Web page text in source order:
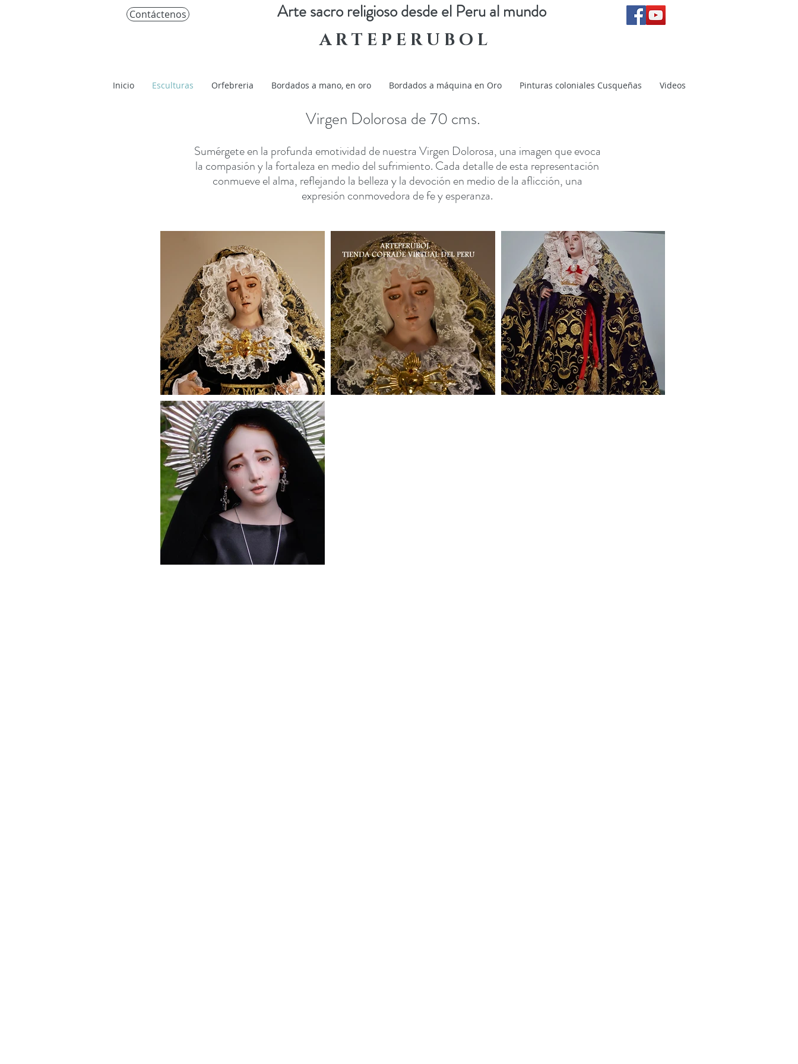
Contáctenos Arte sacro religioso desde el Peru al mundo
A R T E P E R U B O L
Inicio Esculturas Orfebreria Bordados a mano, en oro Bordados a máquina en Oro Pinturas coloniales Cusqueñas Videos
Virgen Dolorosa de 70 cms.
Sumérgete en la profunda emotividad de nuestra Virgen Dolorosa, una imagen que evoca
la compasión y la fortaleza en medio del sufrimiento. Cada detalle de esta representación
conmueve el alma, reflejando la belleza y la devoción en medio de la aflicción, una
expresión conmovedora de fe y esperanza.